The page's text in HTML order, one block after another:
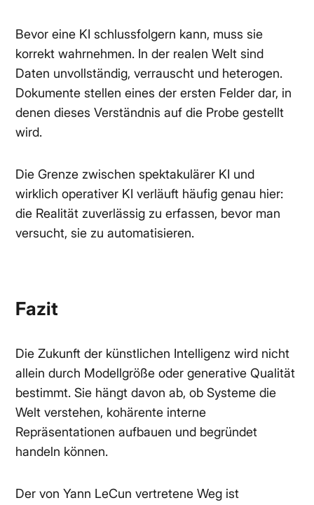
Bevor eine KI schlussfolgern kann, muss sie
korrekt wahrnehmen. In der realen Welt sind
Daten unvollständig, verrauscht und heterogen.
Dokumente stellen eines der ersten Felder dar, in
denen dieses Verständnis auf die Probe gestellt
wird.
Die Grenze zwischen spektakulärer KI und
wirklich operativer KI verläuft häufig genau hier:
die Realität zuverlässig zu erfassen, bevor man
versucht, sie zu automatisieren.
Fazit
Die Zukunft der künstlichen Intelligenz wird nicht
allein durch Modellgröße oder generative Qualität
bestimmt. Sie hängt davon ab, ob Systeme die
Welt verstehen, kohärente interne
Repräsentationen aufbauen und begründet
handeln können.
Der von Yann LeCun vertretene Weg ist